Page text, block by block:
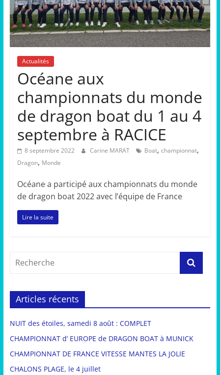
Actualités
Océane aux
championnats du monde
de dragon boat du 1 au 4
septembre à RACICE
8 septembre 2022 Carine MARAT Boat, championnat,
Dragon, Monde
Océane a participé aux championnats du monde
de dragon boat 2022 avec l’équipe de France
Lire la suite
Articles récents
NUIT des étoiles, samedi 8 août : COMPLET
CHAMPIONNAT d’ EUROPE de DRAGON BOAT à MUNICK
CHAMPIONNAT DE FRANCE VITESSE MANTES LA JOLIE
CHALONS PLAGE, le 4 juillet